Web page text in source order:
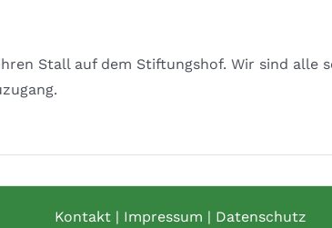
Stall auf dem Stiftungshof. Wir sind alle
Kontakt| Impressum | Datenschutz